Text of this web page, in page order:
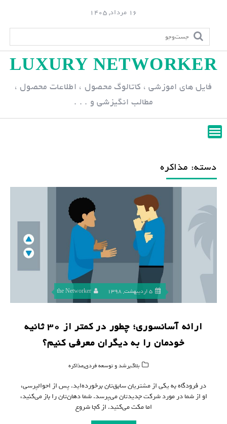
p
n
16 مرداد, 1405
LUXURY NETWORKER
فایل های اموزشی ، کاتالوگ محصول ، اطلاعات محصول ،
مطالب انگیزشی و . . .
دسته: مذاکره
5 اردیبهشت, 1398 the Networker
ارائه‌ آسانسوری؛ چطور در کمتر از ۳۰ ثانیه
خودمان را به دیگران معرفی کنیم؟
بلاگ,رشد و توسعه فردی,مذاکره
در فرودگاه به یکی از مشتریان سابق‌تان برخورده‌اید. پس از احوالپرسی،
او از شما در مورد شرکت جدیدتان می‌پرسد. شما دهان‌تان را باز می‌کنید،
اما مکث می‌کنید. از کجا شروع